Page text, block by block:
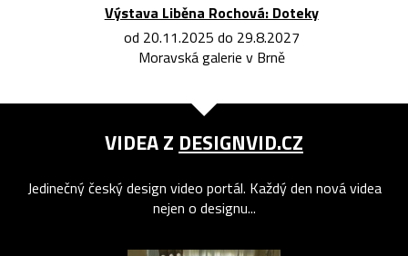
Výstava Liběna Rochová: Doteky
od 20.11.2025 do 29.8.2027
Moravská galerie v Brně
VIDEA Z DESIGNVID.CZ
Jedinečný český design video portál. Každý den nová videa
nejen o designu...